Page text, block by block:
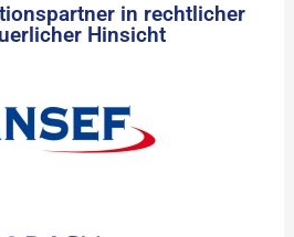
in rechtlicher
Hinsicht